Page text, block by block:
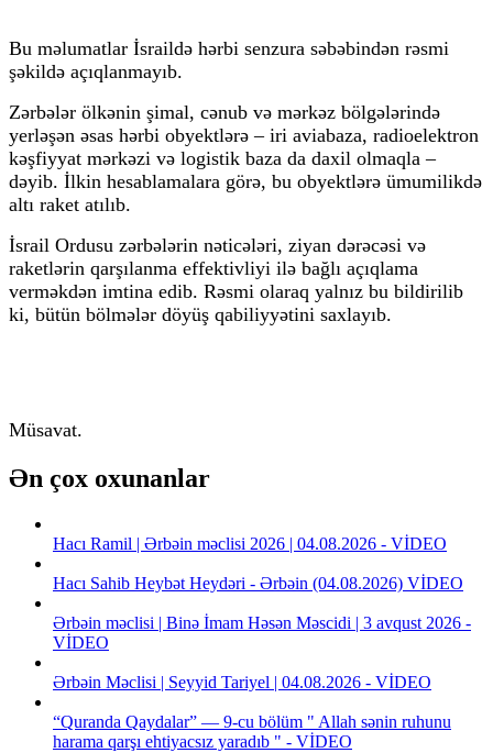
Bu məlumatlar İsraildə hərbi senzura səbəbindən rəsmi
şəkildə açıqlanmayıb.
Zərbələr ölkənin şimal, cənub və mərkəz bölgələrində
yerləşən əsas hərbi obyektlərə – iri aviabaza, radioelektron
kəşfiyyat mərkəzi və logistik baza da daxil olmaqla –
dəyib. İlkin hesablamalara görə, bu obyektlərə ümumilikdə
altı raket atılıb.
İsrail Ordusu zərbələrin nəticələri, ziyan dərəcəsi və
raketlərin qarşılanma effektivliyi ilə bağlı açıqlama
verməkdən imtina edib. Rəsmi olaraq yalnız bu bildirilib
ki, bütün bölmələr döyüş qabiliyyətini saxlayıb.
Müsavat.
Ən çox oxunanlar
Hacı Ramil | Ərbəin məclisi 2026 | 04.08.2026 - VİDEO
Hacı Sahib Heybət Heydəri - Ərbəin (04.08.2026) VİDEO
Ərbəin məclisi | Binə İmam Həsən Məscidi | 3 avqust 2026 -
VİDEO
Ərbəin Məclisi | Seyyid Tariyel | 04.08.2026 - VİDEO
“Quranda Qaydalar” — 9-cu bölüm " Allah sənin ruhunu
harama qarşı ehtiyacsız yaradıb " - VİDEO